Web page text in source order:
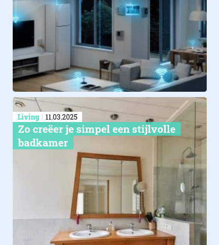
Living 11.03.2025
Zo creëer je simpel een stijlvolle
badkamer